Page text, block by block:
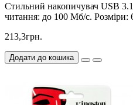
Стильний накопичувач USB
читання: до 100 Мб/с.
213,3грн.
Додати до кошика